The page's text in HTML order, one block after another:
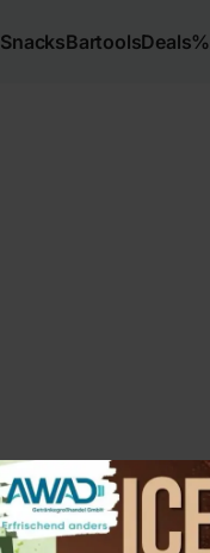
SnacksBartoolsDeals%